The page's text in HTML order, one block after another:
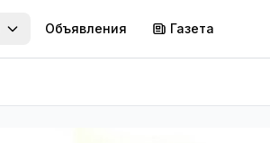
Объявления Газета